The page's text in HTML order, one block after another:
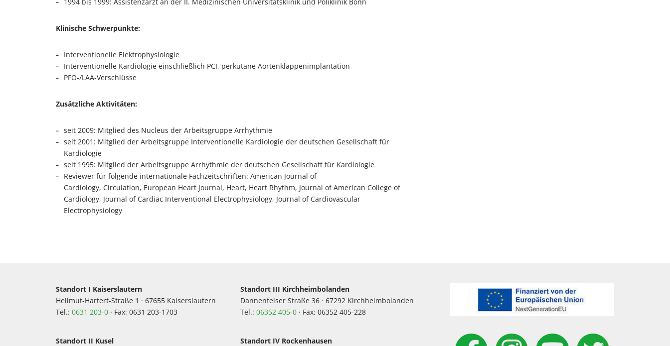
Klinische Schwerpunkte:
Interventionelle Elektrophysiologie
Interventionelle Kardiologie einschließlich PCI, perkutane Aortenklappenimplantation
PFO-/LAA-Verschlüsse
Zusätzliche Aktivitäten:
seit 2009: Mitglied des Nucleus der Arbeitsgruppe Arrhythmie
seit 2001: Mitglied der Arbeitsgruppe Interventionelle Kardiologie der deutschen Gesellschaft für
Kardiologie
seit 1995: Mitglied der Arbeitsgruppe Arrhythmie der deutschen Gesellschaft für Kardiologie
Reviewer für folgende internationale Fachzeitschriften: American Journal of
Cardiology, Circulation, European Heart Journal, Heart, Heart Rhythm, Journal of American College of
Cardiology, Journal of Cardiac Interventional Electrophysiology, Journal of Cardiovascular
Electrophysiology
Standort I Kaiserslautern
Hellmut-Hartert-Straße 1 · 67655 Kaiserslautern
Tel.: 0631 203-0 · Fax: 0631 203-1703
Standort II Kusel
Standort III Kirchheimbolanden
Dannenfelser Straße 36 · 67292 Kirchheimbolanden
Tel.:06352 405-0 · Fax: 06352 405-228
Standort IV Rockenhausen